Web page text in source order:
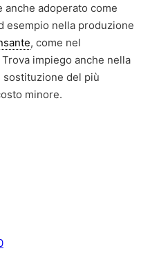
anche adoperato come
esempio nella produzione
, come nel
impiego anche nella
sostituzione del più
minore.